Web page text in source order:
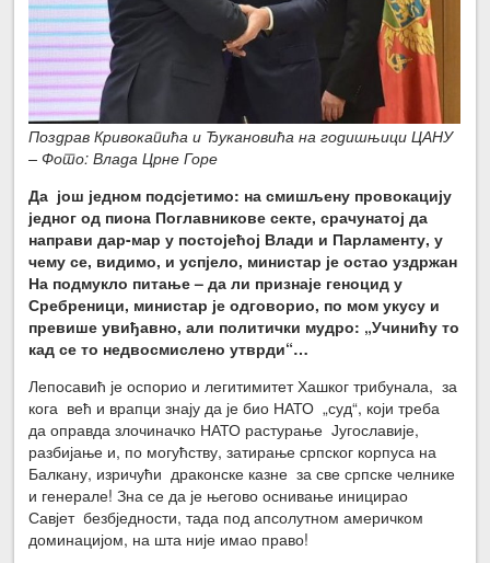
Поздрав Кривокапића и Ђукановића на годишњици ЦАНУ
– Фото: Влада Црне Горе
Да још једном подсјетимо: на смишљену провокацију
једног од пиона Поглавникове секте, срачунатој да
направи дар-мар у постојећој Влади и Парламенту, у
чему се, видимо, и успјело, министар је остао уздржан
На подмукло питање – да ли признаје геноцид у
Сребреници, министар је одговорио, по мом укусу и
превише увиђавно, али политички мудро: „Учинићу то
кад се то недвосмислено утврди“…
Лепосавић је оспорио и легитимитет Хашког трибунала, за
кога већ и врапци знају да је био НАТО „суд“, који треба
да оправда злочиначко НАТО растурање Југославије,
разбијање и, по могућству, затирање српског корпуса на
Балкану, изричући драконске казне за све српске челнике
и генерале! Зна се да је његово оснивање иницирао
Савјет безбједности, тада под апсолутном америчком
доминацијом, на шта није имао право!